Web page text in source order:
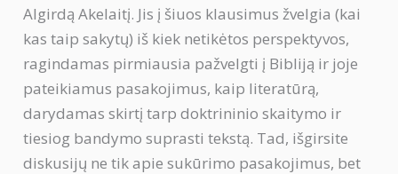
Algirdą Akelaitį. Jis į šiuos klausimus žvelgia (kai
kas taip sakytų) iš kiek netikėtos perspektyvos,
ragindamas pirmiausia pažvelgti į Bibliją ir joje
pateikiamus pasakojimus, kaip literatūrą,
darydamas skirtį tarp doktrininio skaitymo ir
tiesiog bandymo suprasti tekstą. Tad, išgirsite
diskusijų ne tik apie sukūrimo pasakojimus, bet